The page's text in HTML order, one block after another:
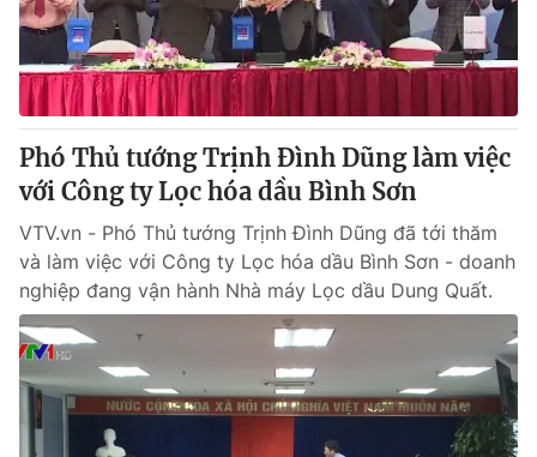
Phó Thủ tướng Trịnh Đình Dũng làm việc
với Công ty Lọc hóa dầu Bình Sơn
VTV.vn - Phó Thủ tướng Trịnh Đình Dũng đã tới thăm
và làm việc với Công ty Lọc hóa dầu Bình Sơn - doanh
nghiệp đang vận hành Nhà máy Lọc dầu Dung Quất.